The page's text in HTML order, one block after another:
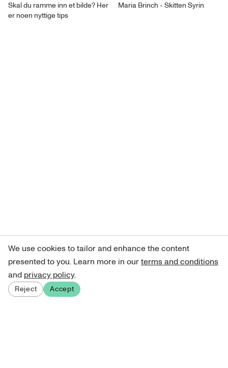
Skal du ramme inn et bilde? Her
er noen nyttige tips
Maria Brinch - Skitten Syrin
We use cookies to tailor and enhance the content
presented to you. Learn more in ourterms and conditions
and privacy policy.
Reject Accept